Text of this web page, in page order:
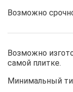
Возможно
Возможно
самой плитке.
Минимальный